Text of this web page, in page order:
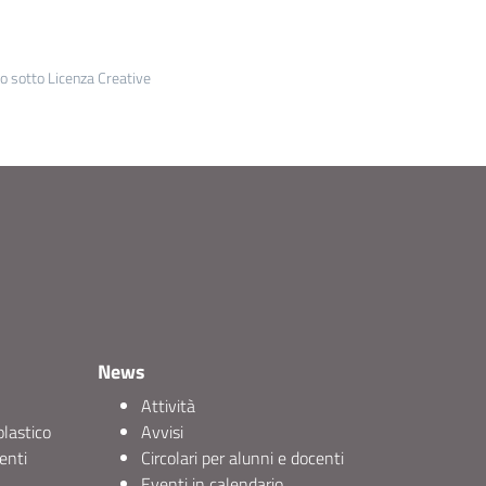
sotto Licenza Creative
News
Attività
Avvisi
Circolari per alunni e docenti